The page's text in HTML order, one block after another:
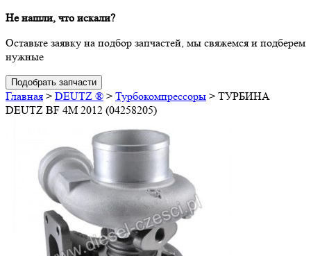
Не нашли, что искали?
Оставьте заявку на подбор запчастей, мы свяжемся и подберем
нужные
Подобрать запчасти
Главная > DEUTZ ® > Турбокомпрессоры > ТУРБИНА
DEUTZ BF 4M 2012 (04258205)